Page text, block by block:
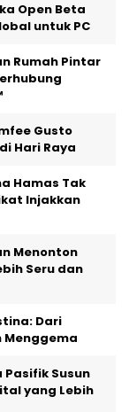
Open Beta
untuk PC
Rumah Pintar
Gusto
Hari Raya
Hamas Tak
Injakkan
Menonton
Seru dan
Dari
Menggema
Pasifik Susun
yang Lebih